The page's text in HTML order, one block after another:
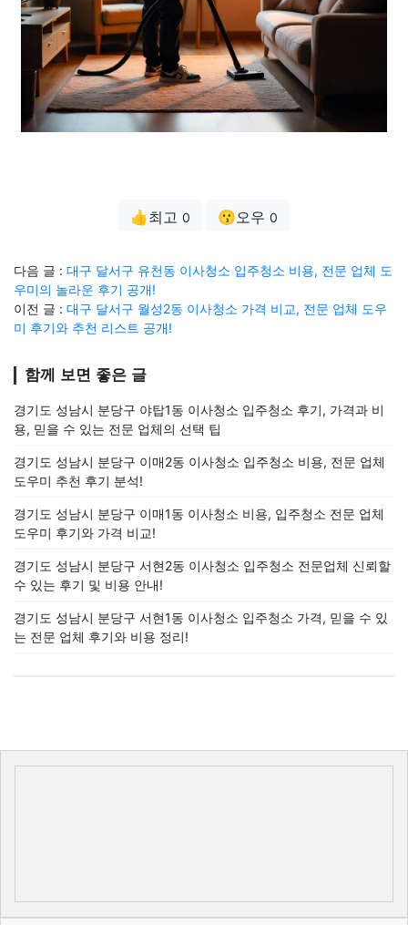
👍최고 0 😗오우 0
다음 글 : 대구 달서구 유천동 이사청소 입주청소 비용, 전문 업체 도
우미의 놀라운 후기 공개!
이전 글 : 대구 달서구 월성2동 이사청소 가격 비교, 전문 업체 도우
미 후기와 추천 리스트 공개!
함께 보면 좋은 글
경기도 성남시 분당구 야탑1동 이사청소 입주청소 후기, 가격과 비
용, 믿을 수 있는 전문 업체의 선택 팁
경기도 성남시 분당구 이매2동 이사청소 입주청소 비용, 전문 업체
도우미 추천 후기 분석!
경기도 성남시 분당구 이매1동 이사청소 비용, 입주청소 전문 업체
도우미 후기와 가격 비교!
경기도 성남시 분당구 서현2동 이사청소 입주청소 전문업체 신뢰할
수 있는 후기 및 비용 안내!
경기도 성남시 분당구 서현1동 이사청소 입주청소 가격, 믿을 수 있
는 전문 업체 후기와 비용 정리!